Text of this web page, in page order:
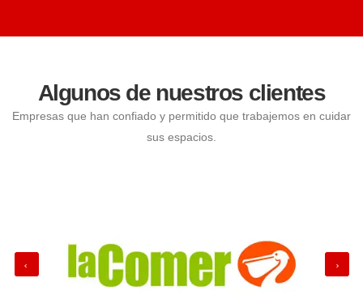
Algunos de nuestros clientes
Empresas que han confiado y permitido que trabajemos en cuidar
sus espacios.